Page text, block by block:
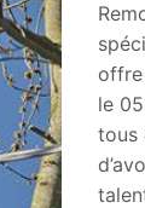
offre
le
tous